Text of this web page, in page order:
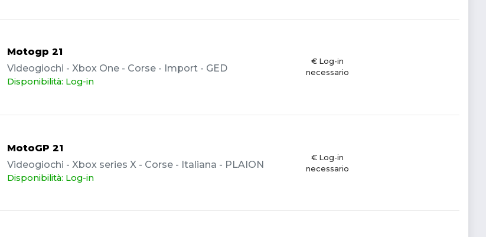
Motogp 21
Videogiochi - Xbox One - Corse - Import - GED
Disponibilità: Log-in
€ Log-in
necessario
MotoGP 21
Videogiochi - Xbox series X - Corse - Italiana - PLAION
Disponibilità: Log-in
€ Log-in
necessario